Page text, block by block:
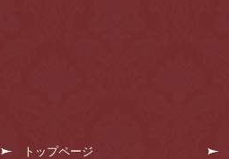
トップページ